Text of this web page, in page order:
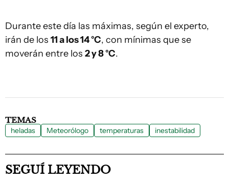
Durante este día las máximas, según el experto,
irán de los 11 a los 14 °C, con mínimas que se
moverán entre los 2 y 8 °C.
TEMAS
heladas Meteorólogo temperaturas inestabilidad
SEGUÍ LEYENDO